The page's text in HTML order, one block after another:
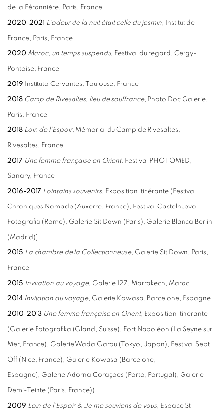
de la Féronnière, Paris, France
2020-2021 L’odeur de la nuit était celle du jasmin, Institut de
France, Paris, France
2020 Maroc, un temps suspendu, Festival du regard, Cergy-
Pontoise, France
2019 Instituto Cervantes, Toulouse, France
2018 Camp de Rivesaltes, lieu de souffrance, Photo Doc Galerie,
Paris, France
2018 Loin de l’Espoir, Mémorial du Camp de Rivesaltes,
Rivesaltes, France
2017 Une femme française en Orient, Festival PHOTOMED,
Sanary, France
2016-2017 Lointains souvenirs, Exposition itinérante (Festival
Chroniques Nomade (Auxerre, France), Festival Castelnuevo
Fotografia (Rome), Galerie Sit Down (Paris), Galerie Blanca Berlin
(Madrid))
2015 La chambre de la Collectionneuse, Galerie Sit Down, Paris,
France
2015 Invitation au voyage, Galerie 127, Marrakech, Maroc
2014 Invitation au voyage, Galerie Kowasa, Barcelone, Espagne
2010-2013 Une femme française en Orient, Exposition itinérante
(Galerie Fotografika (Gland, Suisse), Fort Napoléon (La Seyne sur
Mer, France), Galerie Wada Garou (Tokyo, Japon), Festival Sept
Off (Nice, France), Galerie Kowasa (Barcelone,
Espagne), Galerie Adorna Coraçoes (Porto, Portugal), Galerie
Demi-Teinte (Paris, France))
2009 Loin de l’Espoir & Je me souviens de vous, Espace St-